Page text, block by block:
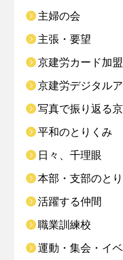
主婦の会
主張・要望
京建労カード加
京建労デジタル
写真で振り返る
平和のとりくみ
日々、千理眼
本部・支部のと
活躍する仲間
職業訓練校
運動・集会・イ